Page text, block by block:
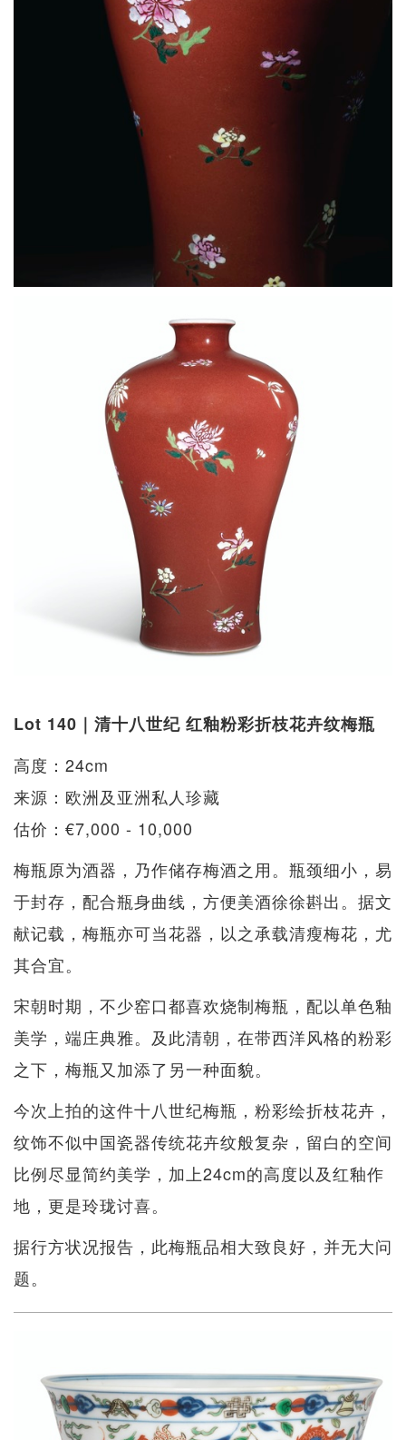
Lot 140｜清十八世纪 红釉粉彩折枝花卉纹梅瓶
高度：24cm
来源：欧洲及亚洲私人珍藏
估价：€7,000 - 10,000
梅瓶原为酒器，乃作储存梅酒​​之用。瓶颈细小，易
于封存，配合瓶身曲线，方便美酒徐徐斟出。据文
献记载，梅瓶亦可当花器，以之承载清瘦梅花，尤
其合宜。
宋朝时期，不少窑口都喜欢烧制梅瓶，配以单色釉
美学，端庄典雅。及此清朝，在带西洋风格的粉彩
之下，梅瓶又加添了另一种面貌。
今次上拍的这件十八世纪梅瓶，粉彩绘折枝花卉，
纹饰不似中国瓷器传统花卉纹般复杂，留白的空间
比例尽显简约美学，加上24cm的高度以及红釉作
地，更是玲珑讨喜。
据行方状况报告，此梅瓶品相大致良好，并无大问
题。